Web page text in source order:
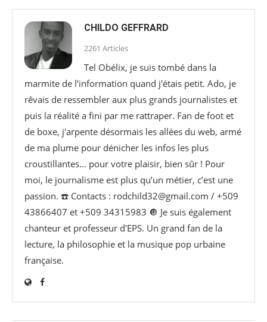
CHILDO GEFFRARD
2261 Articles
Tel Obélix, je suis tombé dans la
marmite de l’information quand j'étais petit. Ado, je
rêvais de ressembler aux plus grands journalistes et
puis la réalité a fini par me rattraper. Fan de foot et
de boxe, j'arpente désormais les allées du web, armé
de ma plume pour dénicher les infos les plus
croustillantes... pour votre plaisir, bien sûr ! Pour
moi, le journalisme est plus qu’un métier, c’est une
passion. ☎️ Contacts : rodchild32@gmail.com / +509
43866407 et +509 34315983 🔘 Je suis également
chanteur et professeur d'EPS. Un grand fan de la
lecture, la philosophie et la musique pop urbaine
française.